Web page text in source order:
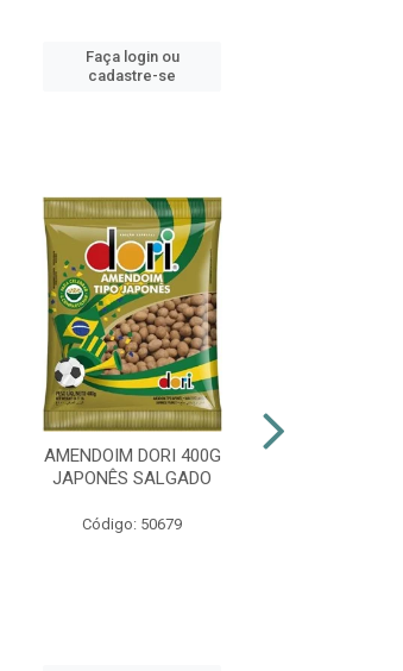
Faça login ou
cadastre-se
AMENDOIM DORI 400G
JAPONÊS SALGADO
Código: 50679